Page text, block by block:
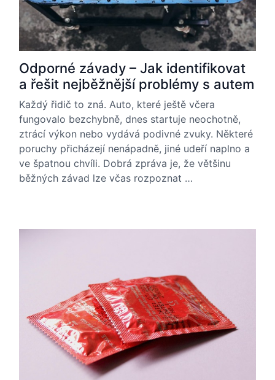
Odporné závady – Jak identifikovat
a řešit nejběžnější problémy s autem
Každý řidič to zná. Auto, které ještě včera
fungovalo bezchybně, dnes startuje neochotně,
ztrácí výkon nebo vydává podivné zvuky. Některé
poruchy přicházejí nenápadně, jiné udeří naplno a
ve špatnou chvíli. Dobrá zpráva je, že většinu
běžných závad lze včas rozpoznat …